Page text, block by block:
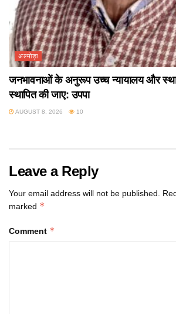
अल्मोड़ा
जनभावनाओं के अनुरूप उच्च न्यायालय और
स्थापित की जाए: उपपा
AUGUST 8, 2026 10
Leave a Reply
Your email address will not be published.
marked *
Comment *